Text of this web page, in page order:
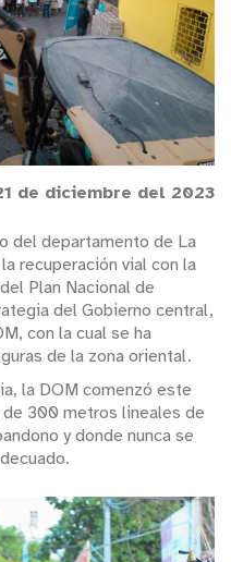
de diciembre del 2023
del departamento de La
recuperación vial con la
Plan Nacional de
del Gobierno central,
con la cual se ha
de la zona oriental.
la DOM comenzó este
300 metros lineales de
y donde nunca se